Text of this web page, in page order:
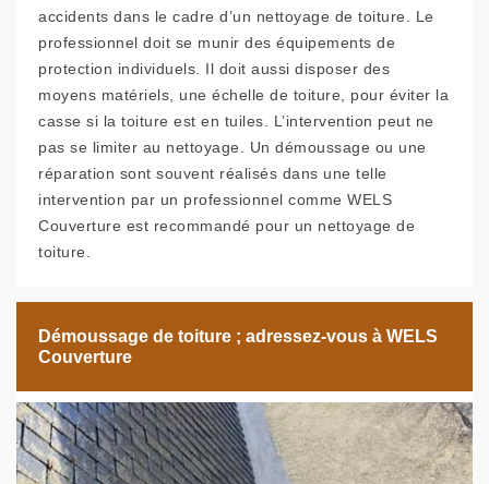
accidents dans le cadre d’un nettoyage de toiture. Le
professionnel doit se munir des équipements de
protection individuels. Il doit aussi disposer des
moyens matériels, une échelle de toiture, pour éviter la
casse si la toiture est en tuiles. L’intervention peut ne
pas se limiter au nettoyage. Un démoussage ou une
réparation sont souvent réalisés dans une telle
intervention par un professionnel comme WELS
Couverture est recommandé pour un nettoyage de
toiture.
Démoussage de toiture ; adressez-vous à WELS
Couverture